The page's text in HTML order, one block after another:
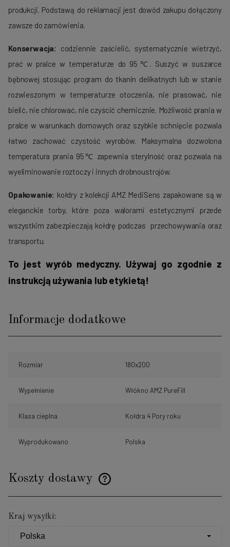
produkcji. Podstawą do reklamacji jest dowód zakupu dołączony
zawsze do zamówienia.
Konserwacja: codziennie zaścielić, systematycznie wietrzyć,
prać w pralce w temperaturze do 95℃. Suszyć w suszarce
bębnowej stosując program do tkanin delikatnych lub w stanie
rozwieszonym w temperaturze otoczenia, nie prasować, nie
bielić, nie chlorować, nie czyścić chemicznie. Możliwość prania w
pralce w warunkach domowych oraz szybkie schnięcie pozwala
łatwo zachować czystość wyrobów. Maksymalna dozwolona
temperatura prania 95℃ zapewnia sterylność oraz pozwala na
wyeliminowanie roztoczy i innych drobnoustrojów.
Opakowanie: kołdry z kolekcji AMZ MediSens zapakowane są w
eleganckie torby, które poza walorami estetycznymi przede
wszystkim zabezpieczają kołdrę podczas przechowywania oraz
transportu.
To jest wyrób medyczny. Używaj go zgodnie z
instrukcją używania lub etykietą!
Informacje dodatkowe
Rozmiar 180x200
Wypełnienie Włókno AMZ PureFill
Klasa cieplna Kołdra 4 Pory roku
Wyprodukowano Polska
Koszty dostawy
Cena nie zawiera ewentualnych kosztów płatności
Kraj wysyłki: